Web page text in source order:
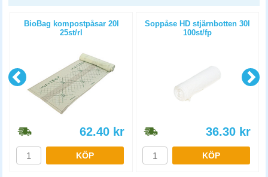
BioBag kompostpåsar 20l
25st/rl
62.40 kr
KÖP
Soppåse HD stjärnbotten 30l
100st/fp
36.30 kr
KÖP